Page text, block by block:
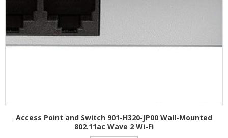
Access Point and Switch 901-H320-JP00 Wall-Mounted
802.11ac Wave 2 Wi-Fi